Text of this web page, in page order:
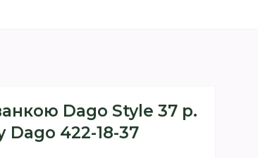
Dago Style 37 р.
Dago 422-18-37